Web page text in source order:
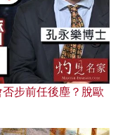
步前任後塵？脫歐